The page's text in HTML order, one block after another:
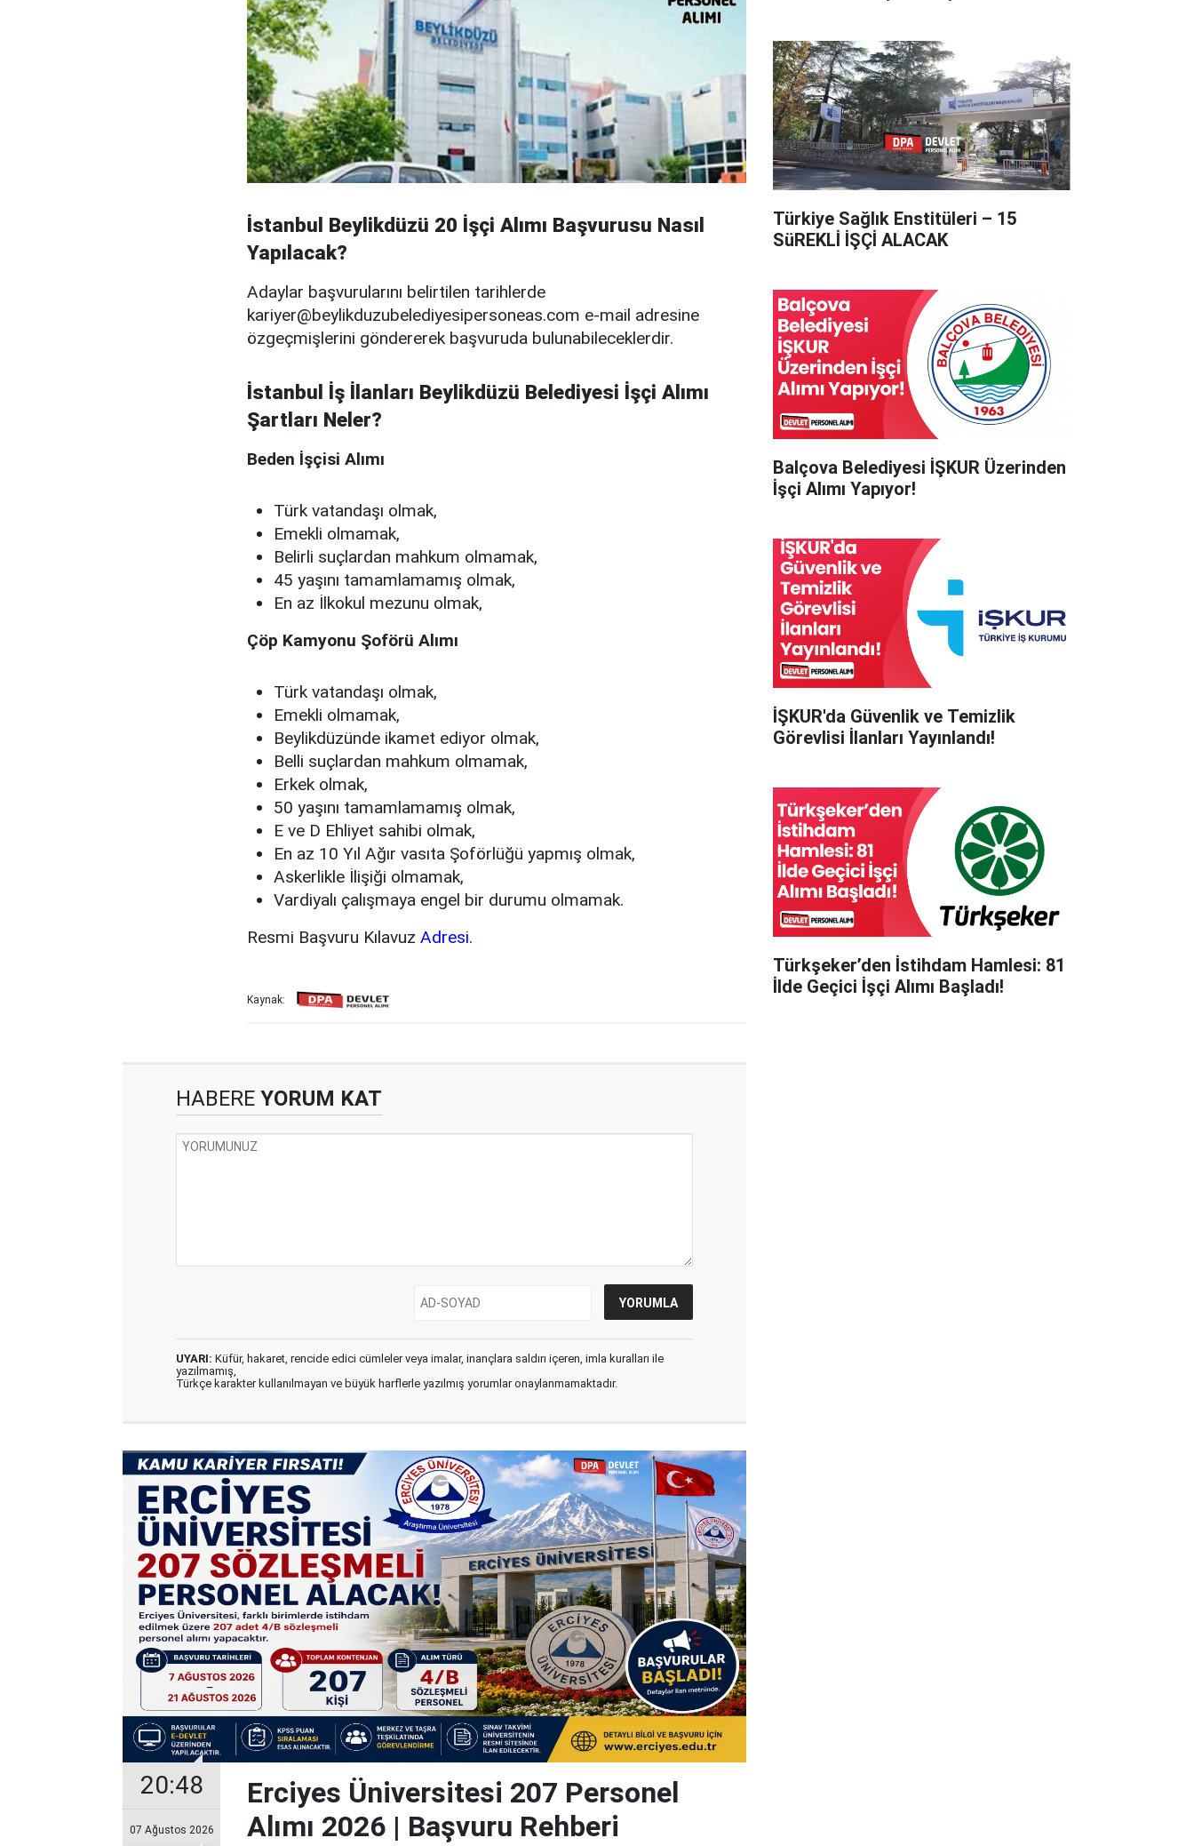
İstanbul Beylikdüzü 20 İşçi Alımı Başvurusu Nasıl
Yapılacak?
Adaylar başvurularını belirtilen tarihlerde
kariyer@beylikduzubelediyesipersoneas.com e-mail adresine
özgeçmişlerini göndererek başvuruda bulunabileceklerdir.
İstanbul İş İlanları Beylikdüzü Belediyesi İşçi Alımı
Şartları Neler?
Beden İşçisi Alımı
Türk vatandaşı olmak,
Emekli olmamak,
Belirli suçlardan mahkum olmamak,
45 yaşını tamamlamamış olmak,
En az İlkokul mezunu olmak,
Çöp Kamyonu Şoförü Alımı
Türk vatandaşı olmak,
Emekli olmamak,
Beylikdüzünde ikamet ediyor olmak,
Belli suçlardan mahkum olmamak,
Erkek olmak,
50 yaşını tamamlamamış olmak,
E ve D Ehliyet sahibi olmak,
En az 10 Yıl Ağır vasıta Şoförlüğü yapmış olmak,
Askerlikle İlişiği olmamak,
Vardiyalı çalışmaya engel bir durumu olmamak.
Resmi Başvuru Kılavuz Adresi.
Kaynak:
HABERE YORUM KAT
UYARI: Küfür, hakaret, rencide edici cümleler veya imalar, inançlara saldırı içeren, imla kuralları ile
yazılmamış,
Türkçe karakter kullanılmayan ve büyük harflerle yazılmış yorumlar onaylanmamaktadır.
20:48
07 Ağustos 2026
Erciyes Üniversitesi 207 Personel
Alımı 2026 | Başvuru Rehberi
Türkiye Sağlık Enstitüleri – 15
SüREKLİ İŞÇİ ALACAK
Balçova Belediyesi İŞKUR Üzerinden
İşçi Alımı Yapıyor!
İŞKUR'da Güvenlik ve Temizlik
Görevlisi İlanları Yayınlandı!
Türkşeker’den İstihdam Hamlesi: 81
İlde Geçici İşçi Alımı Başladı!